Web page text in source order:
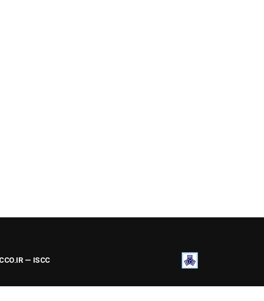
ACCO.IR — ISCC